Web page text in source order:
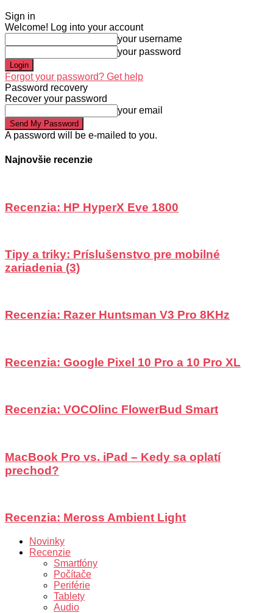
Sign in
Welcome! Log into your account
your username
your password
Forgot your password? Get help
Password recovery
Recover your password
your email
A password will be e-mailed to you.
Najnovšie recenzie
Recenzia: HP HyperX Eve 1800
Tipy a triky: Príslušenstvo pre mobilné
zariadenia (3)
Recenzia: Razer Huntsman V3 Pro 8KHz
Recenzia: Google Pixel 10 Pro a 10 Pro XL
Recenzia: VOCOlinc FlowerBud Smart
MacBook Pro vs. iPad – Kedy sa oplatí
prechod?
Recenzia: Meross Ambient Light
Novinky
Recenzie
Smartfóny
Počítače
Periférie
Tablety
Audio